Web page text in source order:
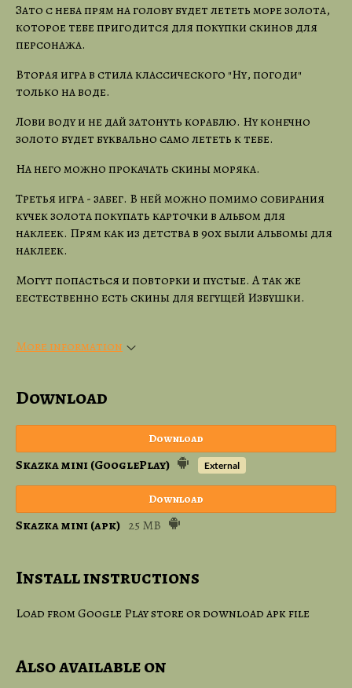
Зато с неба прям на голову будет лететь море золота,
которое тебе пригодится для покупки скинов для
персонажа.
Вторая игра в стила классического "Ну, погоди"
только на воде.
Лови воду и не дай затонуть кораблю. Ну конечно
золото будет буквально само лететь к тебе.
На него можно прокачать скины моряка.
Третья игра - забег. В ней можно помимо собирания
кучек золота покупать карточки в альбом для
наклеек. Прям как из детства в 90х были альбомы для
наклеек.
Могут попасться и повторки и пустые. А так же
еестественно есть скины для бегущей Избушки.
More information
Download
Download
Skazka mini (GooglePlay) External
Download
Skazka mini (apk) 25 MB
Install instructions
Load from Google Play store or download apk file
Also available on